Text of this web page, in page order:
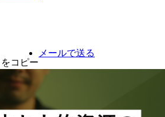
コピー
メールで送る